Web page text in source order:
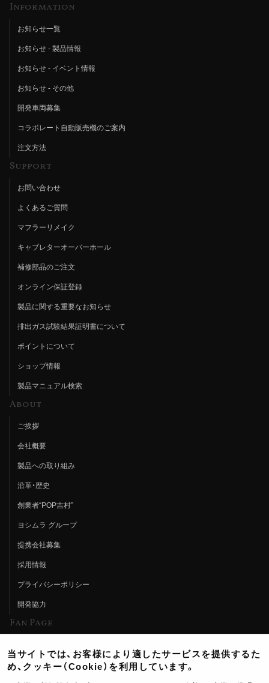
Information
お知らせ一覧
お知らせ - 製品情報
お知らせ - イベント情報
お知らせ - その他
開発車両募集
コラボレート自動販売機のご案内
注文方法
Support
お問い合わせ
よくあるご質問
マフラーリメイク
キャブレターオーバーホール
補修部品のご注文
オンライン保証登録
製品に関する重要なお知らせ
排出ガス試験結果証明書について
ポイントについて
ショップ情報
製品マニュアル検索
About
ご挨拶
会社概要
製品への取り組み
沿革・歴史
創業者“POP吉村”
ヨシムラ グループ
提携会社募集
採用情報
プライバシーポリシー
開発協力
Fan Page
ヨシムラTV
当サイトでは、お客様により適したサービスを提供するた
め、クッキー（Cookie）を利用しています。